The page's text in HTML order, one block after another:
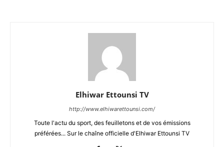
Elhiwar Ettounsi TV
http://www.elhiwarettounsi.com/
Toute l'actu du sport, des feuilletons et de vos émissions
préférées... Sur le chaîne officielle d'Elhiwar Ettounsi TV